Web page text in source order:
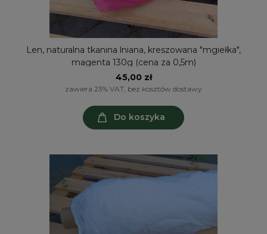
Len, naturalna tkanina lniana, kreszowana "mgiełka",
magenta 130g (cena za 0,5m)
45,00 zł
zawiera 23% VAT, bez kosztów dostawy
Do koszyka